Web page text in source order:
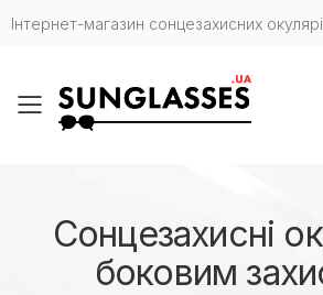
Інтернет-магазин сонцезахисних
Toggle mobile menu
Сонцезахисні
боковим